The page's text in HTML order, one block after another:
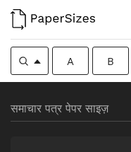
A B
समाचार पत्र पेपर साइज़